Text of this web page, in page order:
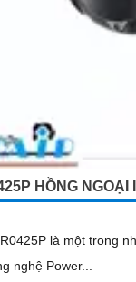
HỒNG NGOẠI
là một trong
nghệ Power...